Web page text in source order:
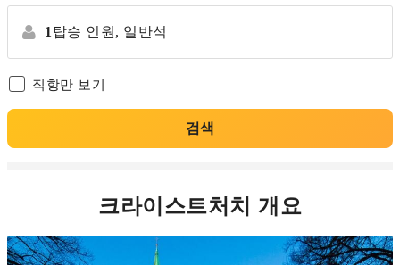
1 탑승 인원, 일반석
직항만 보기
검색
크라이스트처치 개요